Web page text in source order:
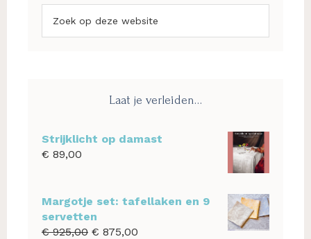
op
Laat je verleiden…
Strijklicht op damast
€ 89,00
Margotje set: tafellaken en 9
servetten
€925,00 Oorspronkelijke
€ 875,00